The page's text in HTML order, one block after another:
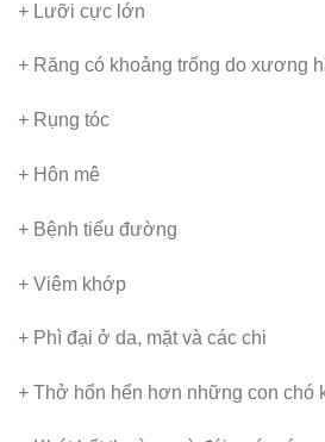
+ Lưỡi cực lớn
+ Răng có khoảng trống do xương
+ Rụng tóc
+ Hôn mê
+ Bệnh tiểu đường
+ Viêm khớp
+ Phì đại ở da, mặt và các chi
+ Thở hổn hển hơn những con chó